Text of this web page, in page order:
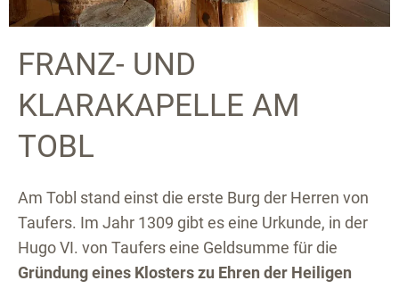
FRANZ- UND
KLARAKAPELLE AM
TOBL
Am Tobl stand einst die erste Burg der Herren von
Taufers. Im Jahr 1309 gibt es eine Urkunde, in der
Hugo VI. von Taufers eine Geldsumme für die
Gründung eines Klosters zu Ehren der Heiligen